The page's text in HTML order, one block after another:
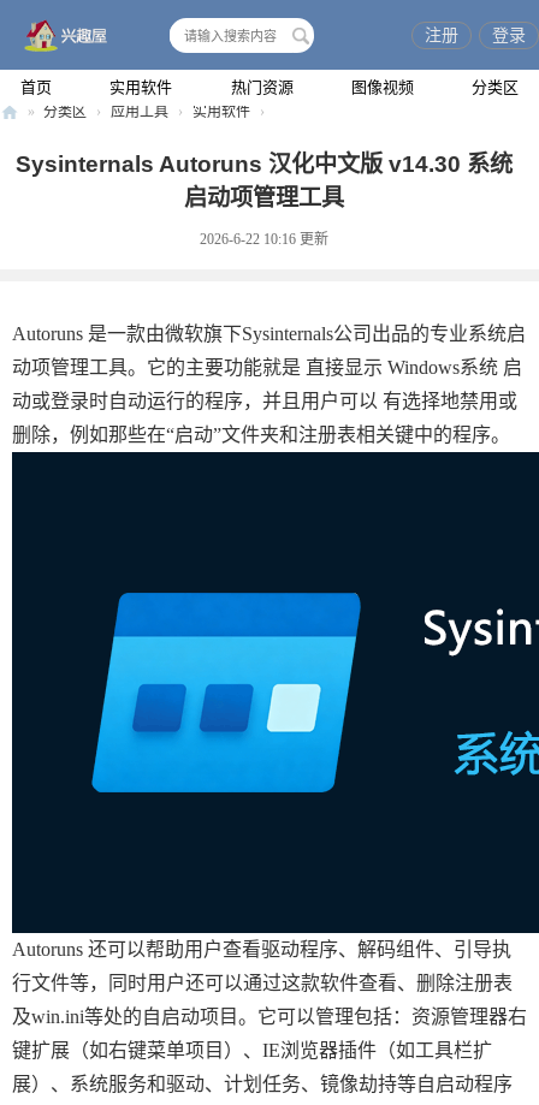
首页 实用软件 热门资源 图像视频 分类区
注册 登录
» 分类区 › 应用工具 › 实用软件 ›
Sysinternals Autoruns 汉化中文版 v14.30 系统
启动项管理工具
2026-6-22 10:16 更新
Autoruns 是一款由微软旗下Sysinternals公司出品的专业系统启
动项管理工具。它的主要功能就是 直接显示 Windows系统 启
动或登录时自动运行的程序，并且用户可以 有选择地禁用或
删除，例如那些在“启动”文件夹和注册表相关键中的程序。
Autoruns 还可以帮助用户查看驱动程序、解码组件、引导执
行文件等，同时用户还可以通过这款软件查看、删除注册表
及win.ini等处的自启动项目。它可以管理包括：资源管理器右
键扩展（如右键菜单项目）、IE浏览器插件（如工具栏扩
展）、系统服务和驱动、计划任务、镜像劫持等自启动程序